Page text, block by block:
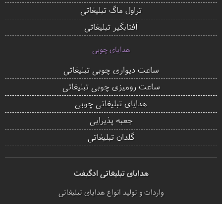
تراول ماگ تبلیغاتی
آفتابگیر تبلیغاتی
هدایای چوبی
ساعت دیواری چوبی تبلیغاتی
ساعت رومیزی چوبی تبلیغاتی
هدایای تبلیغاتی چوبی
جعبه پذیرایی
گلدان تبلیغاتی
هدایای تبلیغاتی ادگیفت
واردات و تولید انواع هدایای تبلیغاتی